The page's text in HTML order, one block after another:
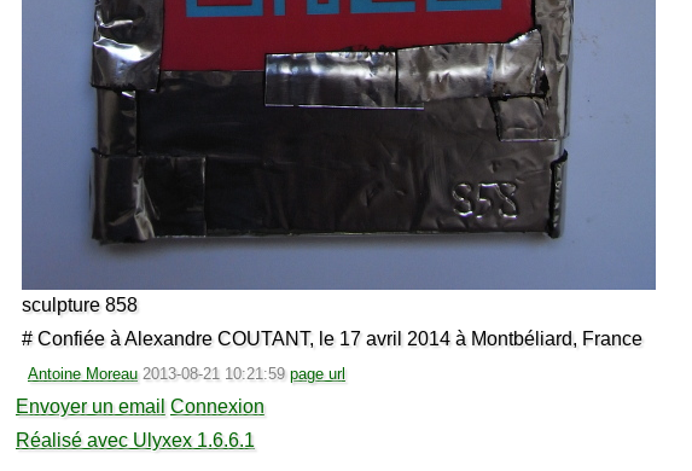
sculpture 858
# Confiée à Alexandre COUTANT, le 17 avril 2014 à Montbéliard, France
Antoine Moreau 2013-08-21 10:21:59 page url
Envoyer un email Connexion
Réalisé avec Ulyxex 1.6.6.1